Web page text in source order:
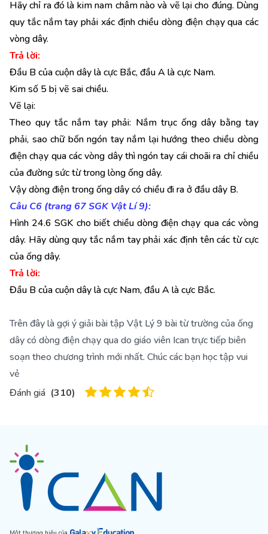
Hãy chỉ ra đó là kim nam châm nào và vẽ lại cho đúng. Dùng
quy tắc nắm tay phải xác định chiều dòng điện chạy qua các
vòng dây.
Trả lời:
Đầu B của cuộn dây là cực Bắc, đầu A là cực Nam.
Kim số 5 bị vẽ sai chiều.
Vẽ lại:
Theo quy tắc nắm tay phải: Nắm trục ống dây bằng tay
phải, sao chữ bốn ngón tay nắm lại hướng theo chiều dòng
điện chạy qua các vòng dây thì ngón tay cái choãi ra chỉ chiều
của đường sức từ trong lòng ống dây.
Vậy dòng điện trong ống dây có chiều đi ra ở đầu dây B.
Câu C6 (trang 67 SGK Vật Lí 9):
Hình 24.6 SGK cho biết chiều dòng điện chạy qua các vòng
dây. Hãy dùng quy tắc nắm tay phải xác định tên các từ cực
của ống dây.
Trả lời:
Đầu B của cuộn dây là cực Nam, đầu A là cực Bắc.
Trên đây là gợi ý giải bài tập Vật Lý 9 bài từ trường của ống
dây có dòng điện chạy qua do giáo viên Ican trực tiếp biên
soạn theo chương trình mới nhất. Chúc các bạn học tập vui
vẻ
Đánh giá (310)